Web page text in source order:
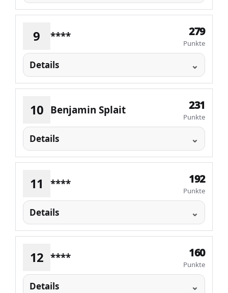
9 **** 279
Punkte
Details
10 Benjamin Splait 231
Punkte
Details
11 **** 192
Punkte
Details
12 **** 160
Punkte
Details